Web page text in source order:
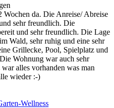
da. Die Anreise/ Abreise
sehr freundlich. Die
und sehr freundlich. Die Lage
Wald, sehr ruhig und eine sehr
Grillecke, Pool, Spielplatz und
Wohnung war auch sehr
alles vorhanden was man
wieder :-)
Wellness